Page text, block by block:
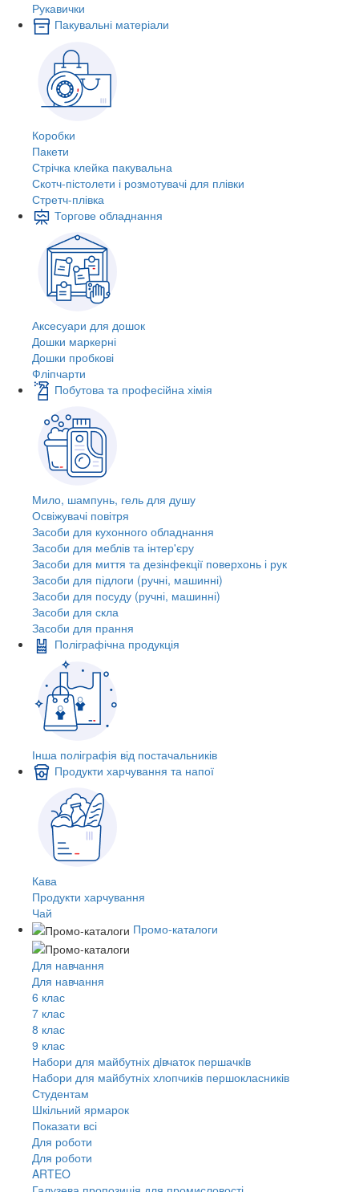
Рукавички
Пакувальні матеріали
Коробки
Пакети
Стрічка клейка пакувальна
Скотч-пістолети і розмотувачі для плівки
Стретч-плівка
Торгове обладнання
Аксесуари для дошок
Дошки маркерні
Дошки пробкові
Фліпчарти
Побутова та професійна хімія
Мило, шампунь, гель для душу
Освіжувачі повітря
Засоби для кухонного обладнання
Засоби для меблів та інтер'єру
Засоби для миття та дезінфекції поверхонь і рук
Засоби для підлоги (ручні, машинні)
Засоби для посуду (ручні, машинні)
Засоби для скла
Засоби для прання
Поліграфічна продукція
Інша поліграфія від постачальників
Продукти харчування та напої
Кава
Продукти харчування
Чай
Промо-каталоги
Для навчання
Для навчання
6 клас
7 клас
8 клас
9 клас
Набори для майбутніх дiвчаток першачкiв
Набори для майбутніх хлопчиків першокласників
Студентам
Шкільний ярмарок
Показати всі
Для роботи
Для роботи
ARTEO